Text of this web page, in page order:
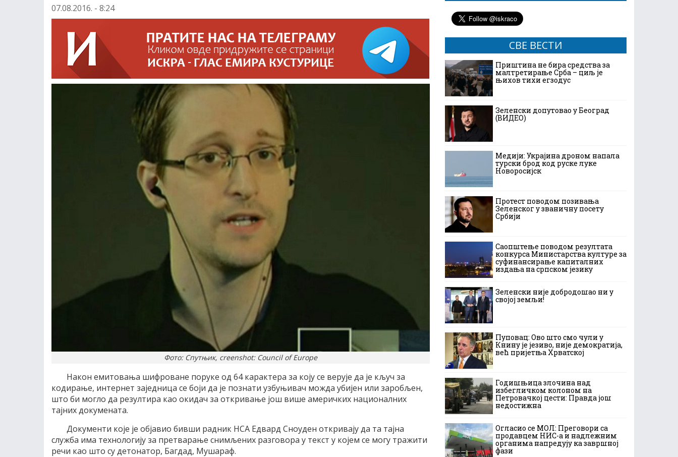
07.08.2016. - 8:24
Фото: Спутњик, creenshot: Council of Europe
Након емитовања шифроване поруке од 64 карактера за коју се верује да је кључ за
кодирање, интернет заједница се боји да је познати узбуњивач можда убијен или заробљен,
што би могло да резултира као окидач за откривање још више америчких националних
тајних докумената.
Документи које је објавио бивши радник НСА Едвард Сноуден откривају да та тајна
служба има технологију за претварање снимљених разговора у текст у којем се могу тражити
речи као што су детонатор, Багдад, Мушараф.
СВЕ ВЕСТИ
Приштина не бира средства за
малтретирање Срба – циљ је
њихов тихи егзодус
Зеленски допутовао у Београд
(ВИДЕО)
Медији: Украјина дроном напала
турски брод код руске луке
Новоросијск
Протест поводом позивања
Зеленског у званичну посету
Србији
Саопштење поводом резултата
конкурса Министарства културе за
суфинансирање капиталних
издања на српском језику
Зеленски није добродошао ни у
својој земљи!
Пуповац: Ово што смо чули у
Книну је језиво, није демократија,
већ пријетња Хрватској
Годишњица злочина над
избегличком колоном на
Петровачкој цести: Правда још
недостижна
Огласио се МОЛ: Преговори са
продавцем НИС-а и надлежним
органима напредују ка завршној
фази